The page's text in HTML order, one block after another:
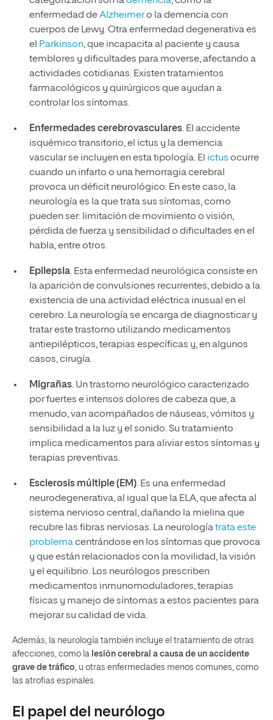
enfermedad deAlzheimero la demencia con
cuerpos de Lewy. Otra enfermedad degenerativa es
el Parkinson, que incapacita al paciente y causa
temblores y dificultades para moverse, afectando a
actividades cotidianas. Existen tratamientos
farmacológicos y quirúrgicos que ayudan a
controlar los síntomas.
Enfermedades cerebrovasculares. El accidente
isquémico transitorio, el ictus y la demencia
vascular se incluyen en esta tipología. El ictus ocurre
cuando un infarto o una hemorragia cerebral
provoca un déficit neurológico. En este caso, la
neurología es la que trata sus síntomas, como
pueden ser: limitación de movimiento o visión,
pérdida de fuerza y sensibilidad o dificultades en el
habla, entre otros.
Epilepsia. Esta enfermedad neurológica consiste en
la aparición de convulsiones recurrentes, debido a la
existencia de una actividad eléctrica inusual en el
cerebro. La neurología se encarga de diagnosticar y
tratar este trastorno utilizando medicamentos
antiepilépticos, terapias específicas y, en algunos
casos, cirugía.
Migrañas. Un trastorno neurológico caracterizado
por fuertes e intensos dolores de cabeza que, a
menudo, van acompañados de náuseas, vómitos y
sensibilidad a la luz y el sonido. Su tratamiento
implica medicamentos para aliviar estos síntomas y
terapias preventivas.
Esclerosis múltiple (EM). Es una enfermedad
neurodegenerativa, al igual que la ELA, que afecta al
sistema nervioso central, dañando la mielina que
recubre las fibras nerviosas. La neurologíatrata este
problemacentrándose en los síntomas que provoca
y que están relacionados con la movilidad, la visión
y el equilibrio. Los neurólogos prescriben
medicamentos inmunomoduladores, terapias
físicas y manejo de síntomas a estos pacientes para
mejorar su calidad de vida.
Además, la neurología también incluye el tratamiento de otras
afecciones, como la lesión cerebral a causa de un accidente
grave de tráfico, u otras enfermedades menos comunes, como
las atrofias espinales.
El papel del neurólogo